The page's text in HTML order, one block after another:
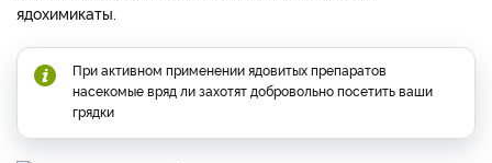
ядохимикаты.
При активном применении ядовитых препаратов
насекомые вряд ли захотят добровольно посетить ваши
грядки